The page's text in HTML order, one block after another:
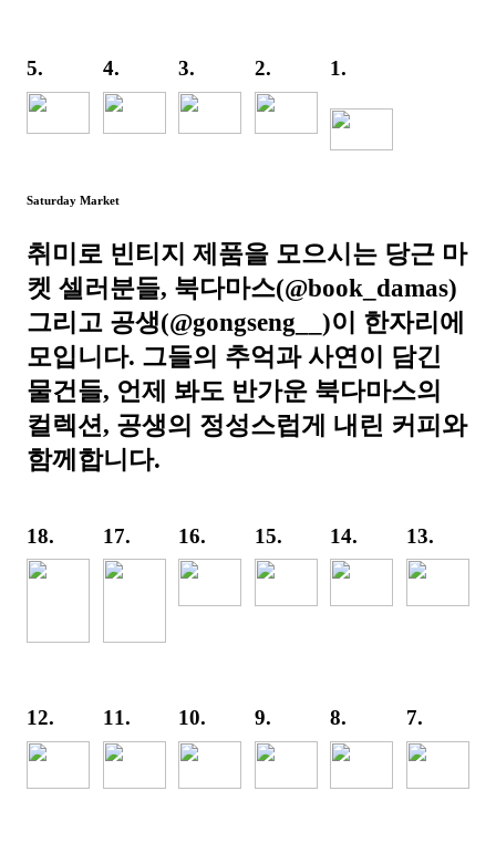
5. 4. 3. 2. 1.
Saturday Market
취미로 빈티지 제품을 모으시는 당근 마
켓 셀러분들, 북다마스(@book_damas)
그리고 공생(@gongseng__)이 한자리에
모입니다. 그들의 추억과 사연이 담긴
물건들, 언제 봐도 반가운 북다마스의
컬렉션, 공생의 정성스럽게 내린 커피와
함께합니다.
18. 17. 16. 15. 14. 13.
12. 11. 10. 9. 8. 7.